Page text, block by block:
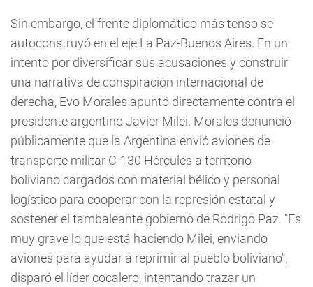
Sin embargo, el frente diplomático más tenso se
autoconstruyó en el eje La Paz-Buenos Aires. En un
intento por diversificar sus acusaciones y construir
una narrativa de conspiración internacional de
derecha, Evo Morales apuntó directamente contra el
presidente argentino Javier Milei. Morales denunció
públicamente que la Argentina envió aviones de
transporte militar C-130 Hércules a territorio
boliviano cargados con material bélico y personal
logístico para cooperar con la represión estatal y
sostener el tambaleante gobierno de Rodrigo Paz. "Es
muy grave lo que está haciendo Milei, enviando
aviones para ayudar a reprimir al pueblo boliviano",
disparó el líder cocalero, intentando trazar un